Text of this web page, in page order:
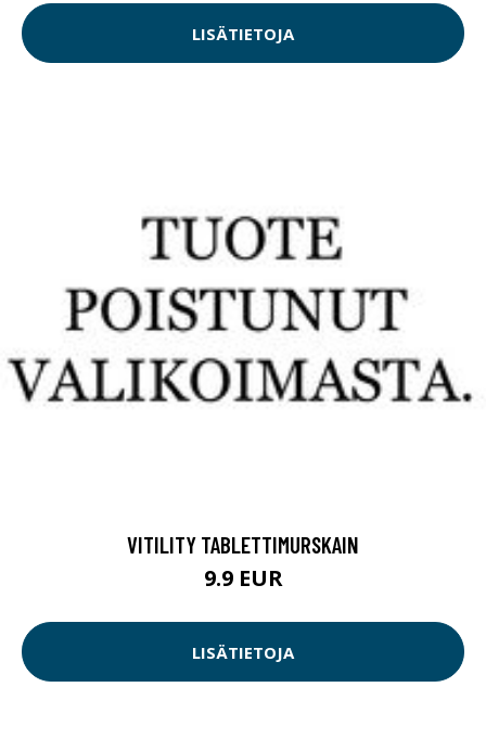
LISÄTIETOJA
VITILITY TABLETTIMURSKAIN
9.9 EUR
LISÄTIETOJA